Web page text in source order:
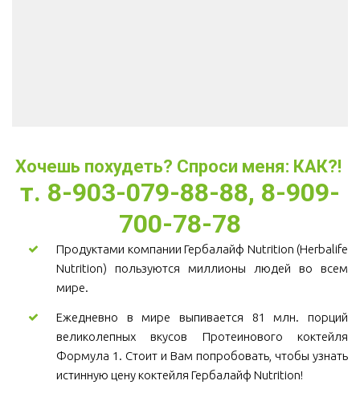
Хочешь похудеть? Спроси меня: КАК?!
т. 8-903-079-88-88, 8-909-
700-78-78
Продуктами компании Гербалайф Nutrition (Herbalife
Nutrition) пользуются миллионы людей во всем
мире.
Ежедневно в мире выпивается 81 млн. порций
великолепных вкусов Протеинового коктейля
Формула 1. Стоит и Вам попробовать, чтобы узнать
истинную цену коктейля Гербалайф Nutrition!